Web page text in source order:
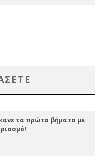
τα πρώτα βήματα με